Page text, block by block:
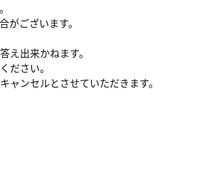
がございます。
え出来かねます。
ださい。
ャンセルとさせていただきます。